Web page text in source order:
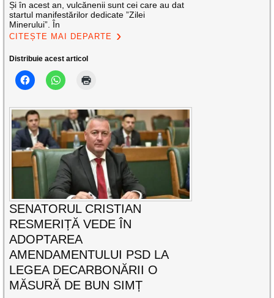
Și în acest an, vulcănenii sunt cei care au dat
startul manifestărilor dedicate ”Zilei
Minerului”. În
CITEȘTE MAI DEPARTE
Distribuie acest articol
SENATORUL CRISTIAN
RESMERIȚĂ VEDE ÎN
ADOPTAREA
AMENDAMENTULUI PSD LA
LEGEA DECARBONĂRII O
MĂSURĂ DE BUN SIMȚ